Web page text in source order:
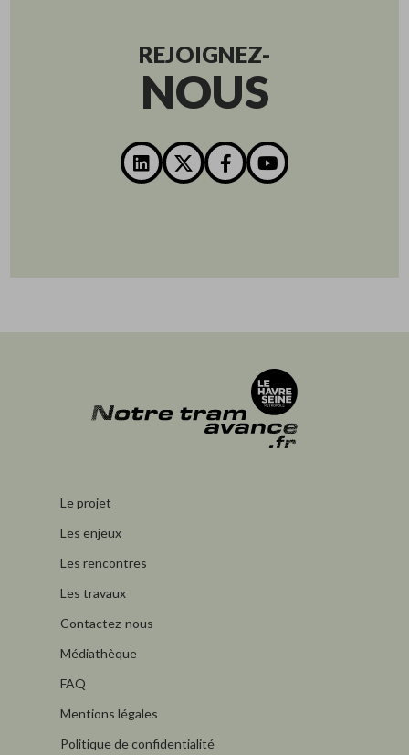
REJOIGNEZ-
NOUS
LinkedInTwitterFacebookYouTube
Le projet
Les enjeux
Les rencontres
Les travaux
Contactez-nous
Médiathèque
FAQ
Mentions légales
Politique de confidentialité